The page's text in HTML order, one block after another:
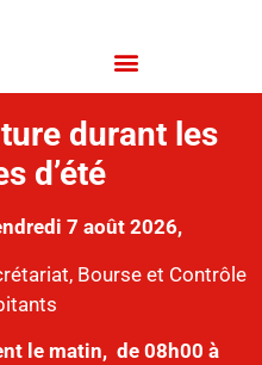
durant les
d’été
7 août 2026,
Bourse et Contrôle
le matin, de 08h00 à